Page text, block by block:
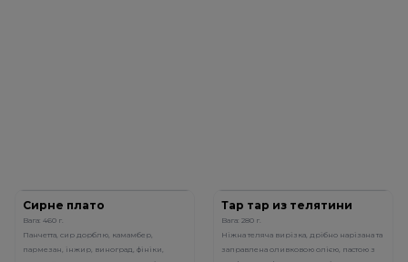
Сирне плато
Вага: 460 г.
Панчетта, сир дорблю, камамбер,
пармезан, інжир, виноград, фініки,
Тар тар из телятини
Вага: 280 г.
Ніжна теляча вирізка, дрібно нарізана та
заправлена оливковою олією, пастою з